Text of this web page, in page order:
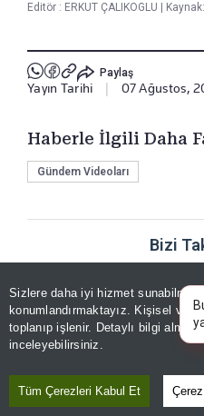
Sizlere daha iyi hizmet sunabilmek
konumlandırmaktayız. Kişisel
toplanıp işlenir. Detaylı bilgi
inceleyebilirsiniz.
Tüm Çerezleri Kabul Et
Editör : ERKUT ÇALIKOGLU
Paylaş
Yayın Tarihi 07 Ağustos,
Haberle İlgili Daha
Gündem Videoları
Bizi
YORUMLAR